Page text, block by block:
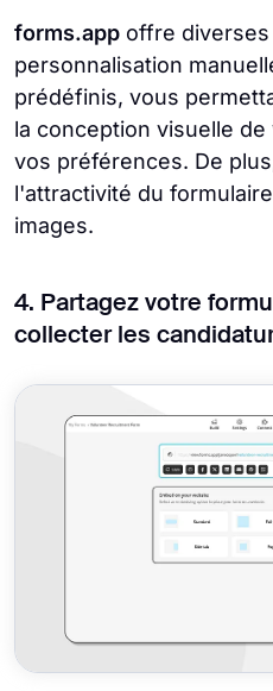
forms.app offre
personnalisation
prédéfinis, vous
la conception visuelle
vos préférences. De
l'attractivité du
images.
4. Partagez votre
collecter les